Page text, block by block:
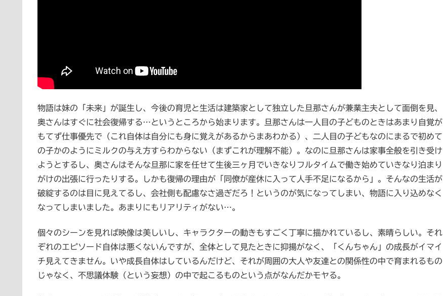
物語は妹の「未来」が誕生し、今後の育児と生活は建築家として独立した旦那さんが兼業主夫として面倒を見、
奥さんはすぐに社会復帰する…というところから始まります。旦那さんは一人目の子どものときはあまり自覚が
もてず仕事優先で（これ自体は自分にも身に覚えがあるからまあわかる）、二人目の子どもなのにまるで初めて
の子かのようにミルクの与え方すらわからない（まずこれが理解不能）。なのに旦那さんは家事全般を引き受け
ようとするし、奥さんはそんな旦那に家を任せて生後三ヶ月でいきなりフルタイムで働き始めていきなり泊まり
がけの出張に行ったりする。しかも復帰の理由が「同僚が産休に入って人手不足になるから」。そんなの生活が
破綻するのは目に見えてるし、会社側も配慮なさ過ぎだろ！というのが気になってしまい、物語に入り込めなく
なってしまいました。あまりにもリアリティがない…。
個々のシーンを見れば映像は美しいし、キャラクターの動きもすごく丁寧に描かれているし、素晴らしい。それ
ぞれのエピソード自体は悪くないんですが、全体として見たときに抑揚がなく、「くんちゃん」の成長がイマイ
チ見えてきません。いや成長自体はしているんだけど、それが周囲の大人や友達との関係性の中で育まれるもの
じゃなく、不思議体験（という妄想）の中で起こるものという点がなんだかモヤる。